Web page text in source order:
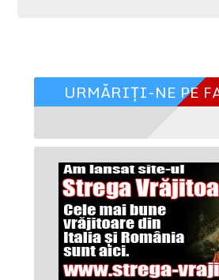
URMĂRIȚI-NE PE